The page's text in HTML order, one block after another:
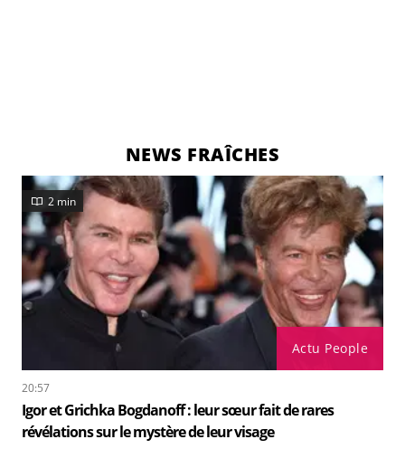
NEWS FRAÎCHES
Actu People
2 min
20:57
Igor et Grichka Bogdanoff : leur sœur fait de rares
révélations sur le mystère de leur visage